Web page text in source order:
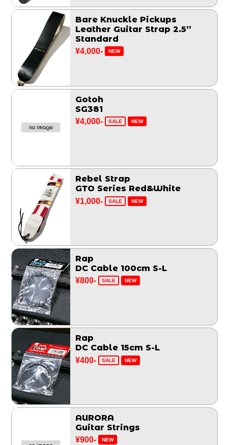
Bare Knuckle Pickups
Leather Guitar Strap 2.5”
Standard
¥4,000- NEW
Gotoh
SG381
¥4,000- SALE NEW
Rebel Strap
GTO Series Red&White
¥1,000- SALE NEW
Rap
DC Cable 100cm S-L
¥800- SALE NEW
Rap
DC Cable 15cm S-L
¥400- SALE NEW
AURORA
Guitar Strings
¥900- NEW